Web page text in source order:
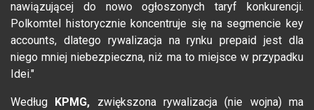
nawiązującej do nowo ogłoszonych taryf konkurencji.
Polkomtel historycznie koncentruje się na segmencie key
accounts, dlatego rywalizacja na rynku prepaid jest dla
niego mniej niebezpieczna, niż ma to miejsce w przypadku
Idei."
Według KPMG, zwiększona rywalizacja (nie wojna) ma